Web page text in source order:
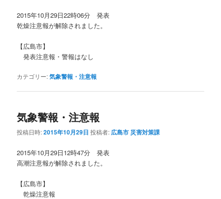
2015年10月29日22時06分 発表
乾燥注意報が解除されました。
【広島市】
発表注意報・警報はなし
カテゴリー:気象警報・注意報
気象警報・注意報
投稿日時:2015年10月29日 投稿者: 広島市 災害対策課
2015年10月29日12時47分 発表
高潮注意報が解除されました。
【広島市】
乾燥注意報